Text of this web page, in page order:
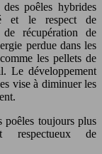
poêles hybrides
et le respect de
de récupération de
perdue dans les
les pellets de
Le développement
vise à diminuer les
poêles toujours plus
respectueux de